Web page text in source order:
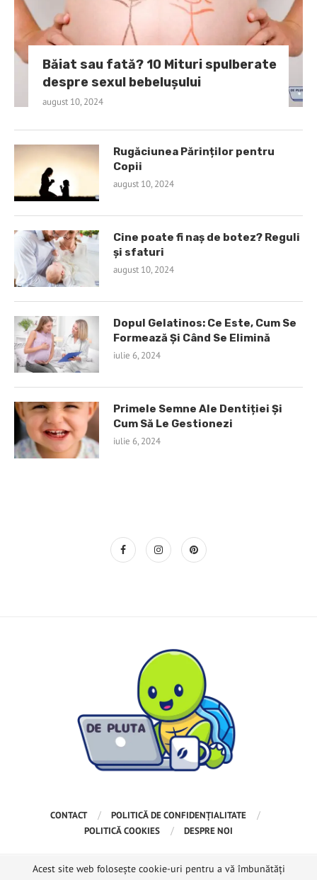
Băiat sau fată? 10 Mituri spulberate
despre sexul bebelușului
august 10, 2024
Rugăciunea Părinților pentru
Copii
august 10, 2024
Cine poate fi naș de botez? Reguli
și sfaturi
august 10, 2024
Dopul Gelatinos: Ce Este, Cum Se
Formează Și Când Se Elimină
iulie 6, 2024
Primele Semne Ale Dentiției Și
Cum Să Le Gestionezi
iulie 6, 2024
CONTACT
POLITICĂ DE CONFIDENȚIALITATE
POLITICĂ COOKIES
DESPRE NOI
Copyright @2024 – Toate drepturile rezervate. Proiectat și dezvoltat
Acest site web folosește cookie-uri pentru a vă îmbunătăți